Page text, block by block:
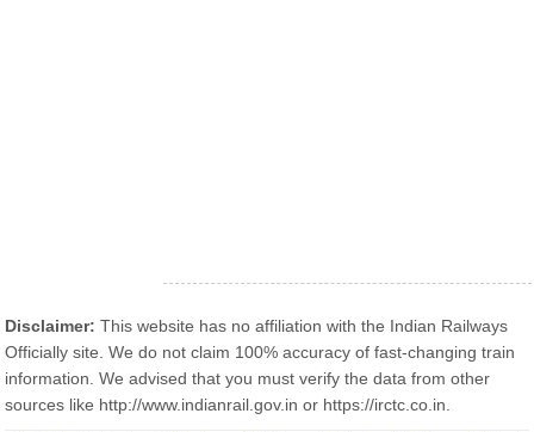
Disclaimer: This website has no affiliation with the Indian Railways
Officially site. We do not claim 100% accuracy of fast-changing train
information. We advised that you must verify the data from other
sources like http://www.indianrail.gov.in or https://irctc.co.in.